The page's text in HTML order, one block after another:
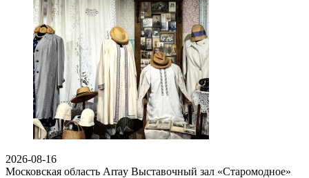
2026-08-16
Московская область Array Выставочный зал «Старомодное»